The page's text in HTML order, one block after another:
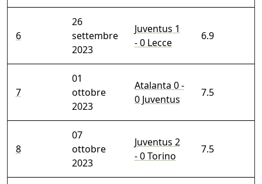
6
26
settembre
2023
Juventus 1
- 0 Lecce
6.9
7
01
ottobre
2023
Atalanta 0 -
0 Juventus
7.5
8
07
ottobre
2023
Juventus 2
- 0 Torino
7.5